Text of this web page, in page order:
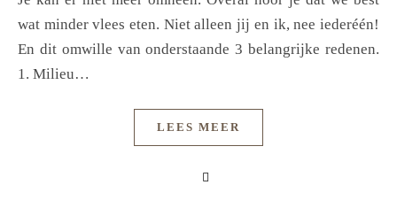
wat minder vlees eten. Niet alleen jij en ik, nee iederéén!
En dit omwille van onderstaande 3 belangrijke redenen.
1. Milieu…
LEES MEER